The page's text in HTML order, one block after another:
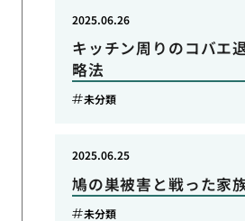
キッチン周りのコバエ
略法
2025.06.26
未分類
鳩の巣被害と戦った家
2025.06.25
未分類